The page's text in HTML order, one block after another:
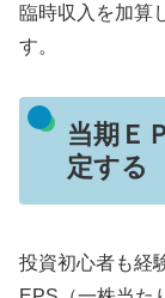
臨時収入を加算
す。
当期Ｅ
定する
投資初心者も経